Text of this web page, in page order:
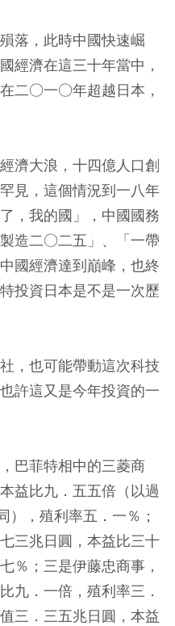
落，此時中國快速崛
經濟在這三十年當中，
二○一○年超越日本，
濟大浪，十四億人口創
見，這個情況到一八年
，我的國」，中國國務
造二○二五」、「一帶
國經濟達到巔峰，也終
投資日本是不是一次歷
，也可能帶動這次科技
許這又是今年投資的一
巴菲特相中的三菱商
益比九．五五倍（以過
），殖利率五．一％；
三兆日圓，本益比三十
％；三是伊藤忠商事，
九．一倍，殖利率三．
三．三五兆日圓，本益